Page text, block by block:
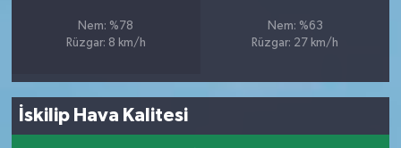
Nem: %78
Rüzgar: 8 km/h
Nem: %63
Rüzgar: 27 km/h
İskilip Hava Kalitesi